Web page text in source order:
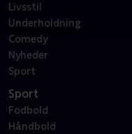
Livsstil
Underholdning
Comedy
Nyheder
Sport
Sport
Fodbold
Håndbold